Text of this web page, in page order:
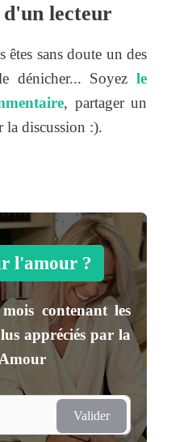
lecteur
êtes sans doute un des
dénicher... Soyez le
, partager un
la discussion :).
l'amour ?
contenant les
appréciés par la
Valider